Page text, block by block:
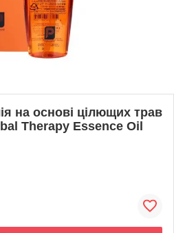
на основі цілющих трав
Therapy Essence Oil